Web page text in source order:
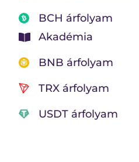
BCH árfolyam
Akadémia
BNB árfolyam
TRX árfolyam
USDT árfolyam